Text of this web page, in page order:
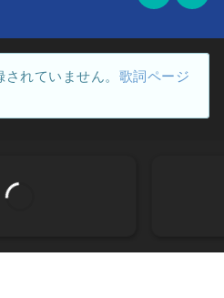
れていません。 歌詞ページ